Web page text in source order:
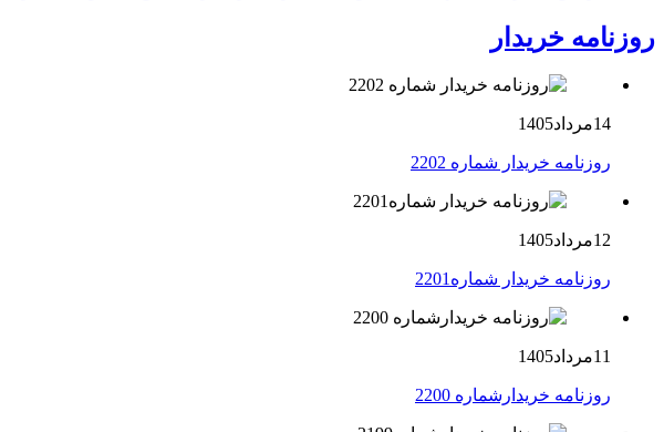
روزنامه خریدار
14مرداد1405
روزنامه خریدار شماره 2202
12مرداد1405
روزنامه خریدار شماره2201
11مرداد1405
روزنامه خریدارشماره 2200